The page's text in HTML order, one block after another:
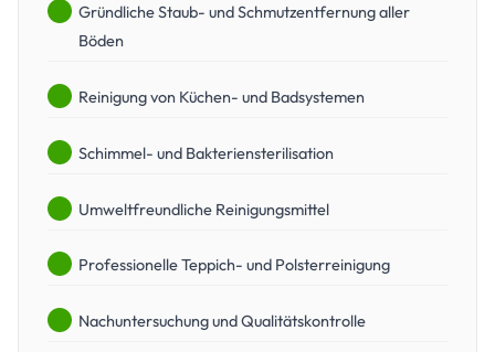
Gründliche Staub- und Schmutzentfernung aller
Böden
Reinigung von Küchen- und Badsystemen
Schimmel- und Bakteriensterilisation
Umweltfreundliche Reinigungsmittel
Professionelle Teppich- und Polsterreinigung
Nachuntersuchung und Qualitätskontrolle